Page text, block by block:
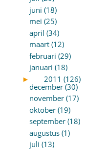
juni (18)
mei (25)
april (34)
maart (12)
februari (29)
januari (18)
►
2011 (126)
december (30)
november (17)
oktober (19)
september (18)
augustus (1)
juli (13)